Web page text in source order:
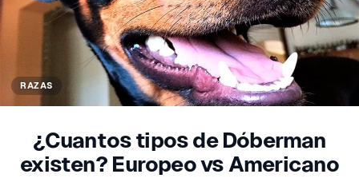
RAZAS
¿Cuantos tipos de Dóberman
existen? Europeo vs Americano